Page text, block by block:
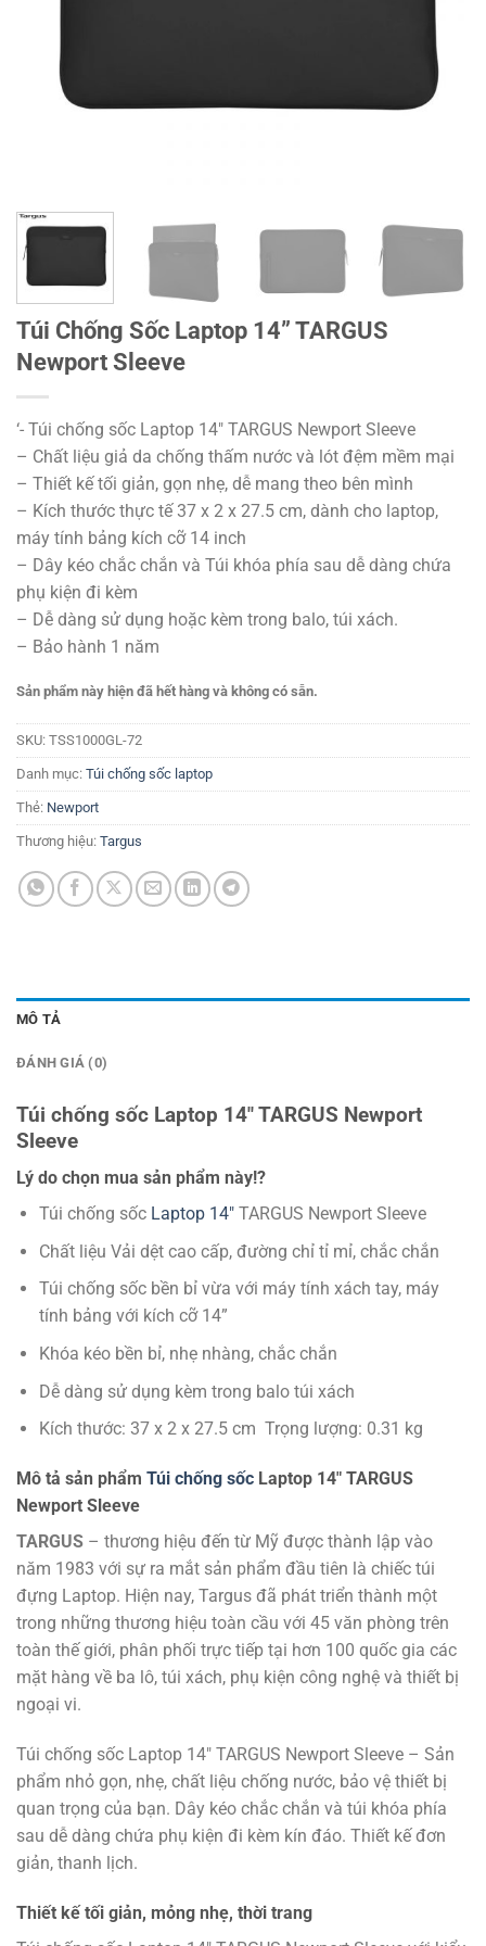
Túi Chống Sốc Laptop 14” TARGUS
Newport Sleeve
‘- Túi chống sốc Laptop 14″ TARGUS Newport Sleeve
– Chất liệu giả da chống thấm nước và lót đệm mềm mại
– Thiết kế tối giản, gọn nhẹ, dễ mang theo bên mình
– Kích thước thực tế 37 x 2 x 27.5 cm, dành cho laptop,
máy tính bảng kích cỡ 14 inch
– Dây kéo chắc chắn và Túi khóa phía sau dễ dàng chứa
phụ kiện đi kèm
– Dễ dàng sử dụng hoặc kèm trong balo, túi xách.
– Bảo hành 1 năm
Sản phẩm này hiện đã hết hàng và không có sẵn.
SKU: TSS1000GL-72
Danh mục: Túi chống sốc laptop
Thẻ: Newport
Thương hiệu: Targus
MÔ TẢ
ĐÁNH GIÁ (0)
Túi chống sốc Laptop 14″ TARGUS Newport
Sleeve
Lý do chọn mua sản phẩm này!?
Túi chống sốc Laptop 14″TARGUS Newport Sleeve
Chất liệu Vải dệt cao cấp, đường chỉ tỉ mỉ, chắc chắn
Túi chống sốc bền bỉ vừa với máy tính xách tay, máy
tính bảng với kích cỡ 14”
Khóa kéo bền bỉ, nhẹ nhàng, chắc chắn
Dễ dàng sử dụng kèm trong balo túi xách
Kích thước: 37 x 2 x 27.5 cm Trọng lượng: 0.31 kg
Mô tả sản phẩm Túi chống sốc Laptop 14″ TARGUS
Newport Sleeve
TARGUS – thương hiệu đến từ Mỹ được thành lập vào
năm 1983 với sự ra mắt sản phẩm đầu tiên là chiếc túi
đựng Laptop. Hiện nay, Targus đã phát triển thành một
trong những thương hiệu toàn cầu với 45 văn phòng trên
toàn thế giới, phân phối trực tiếp tại hơn 100 quốc gia các
mặt hàng về ba lô, túi xách, phụ kiện công nghệ và thiết bị
ngoại vi.
Túi chống sốc Laptop 14″ TARGUS Newport Sleeve – Sản
phẩm nhỏ gọn, nhẹ, chất liệu chống nước, bảo vệ thiết bị
quan trọng của bạn. Dây kéo chắc chắn và túi khóa phía
sau dễ dàng chứa phụ kiện đi kèm kín đáo. Thiết kế đơn
giản, thanh lịch.
Thiết kế tối giản, mỏng nhẹ, thời trang